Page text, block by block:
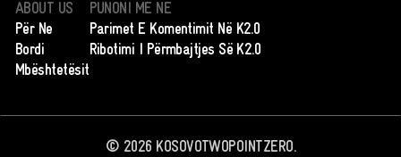
ABOUT US
Për Ne
Bordi
Mbështetësit
PUNONI ME NE
Parimet E Komentimit Në K2.0
Ribotimi I Përmbajtjes Së K2.0
© 2026KOSOVOTWOPOINTZERO.